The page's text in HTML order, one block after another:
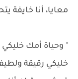
معايا، أنا خايفة
" وحياة أمك
خليكي رقيقة